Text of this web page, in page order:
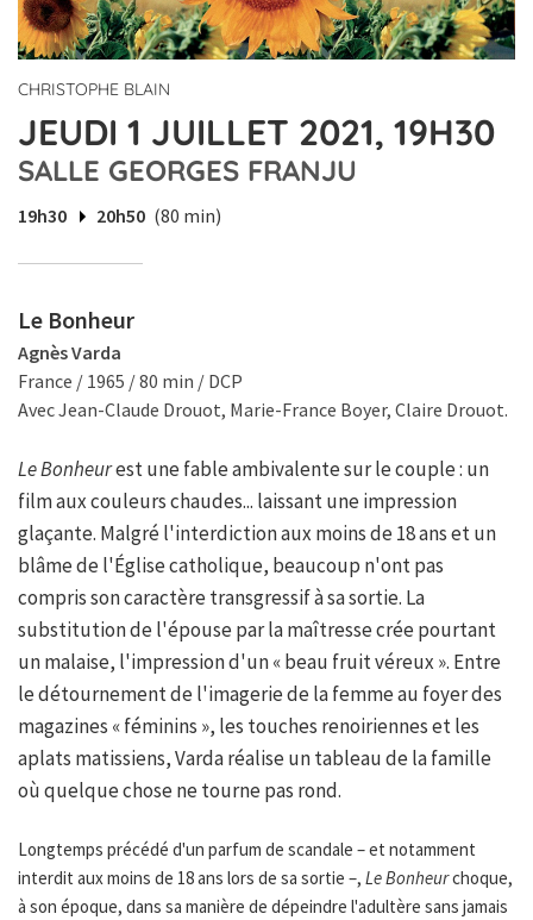
CHRISTOPHE BLAIN
JEUDI 1 JUILLET 2021, 19H30
SALLE GEORGES FRANJU
19h30 20h50 (80 min)
Le Bonheur
Agnès Varda
France / 1965 / 80 min / DCP
Avec Jean-Claude Drouot, Marie-France Boyer, Claire Drouot.
Le Bonheurest une fable ambivalente sur le couple : un
film aux couleurs chaudes... laissant une impression
glaçante. Malgré l'interdiction aux moins de 18 ans et un
blâme de l'Église catholique, beaucoup n'ont pas
compris son caractère transgressif à sa sortie. La
substitution de l'épouse par la maîtresse crée pourtant
un malaise, l'impression d'un « beau fruit véreux ». Entre
le détournement de l'imagerie de la femme au foyer des
magazines « féminins », les touches renoiriennes et les
aplats matissiens, Varda réalise un tableau de la famille
où quelque chose ne tourne pas rond.
Longtemps précédé d'un parfum de scandale – et notamment
interdit aux moins de 18 ans lors de sa sortie –, Le Bonheurchoque,
à son époque, dans sa manière de dépeindre l'adultère sans jamais